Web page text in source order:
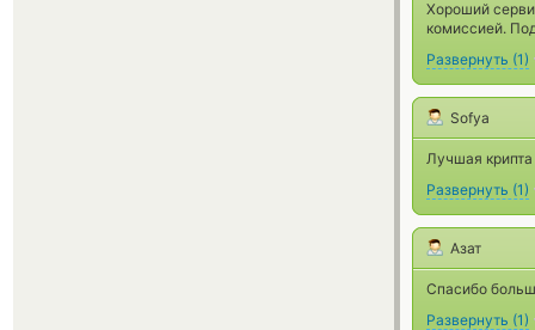
Хороший
комиссией.
Развернуть (1)
Sofya
Лучшая
Развернуть (1)
Азат
Спасибо
Развернуть (1)